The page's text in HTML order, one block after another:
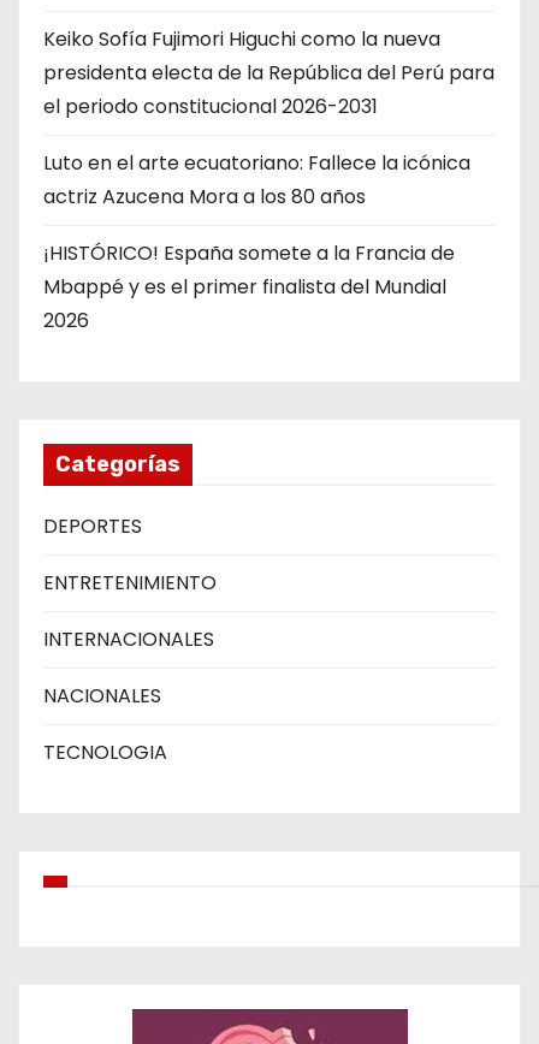
Keiko Sofía Fujimori Higuchi como la nueva
presidenta electa de la República del Perú para
el periodo constitucional 2026-2031
Luto en el arte ecuatoriano: Fallece la icónica
actriz Azucena Mora a los 80 años
¡HISTÓRICO! España somete a la Francia de
Mbappé y es el primer finalista del Mundial
2026
Categorías
DEPORTES
ENTRETENIMIENTO
INTERNACIONALES
NACIONALES
TECNOLOGIA